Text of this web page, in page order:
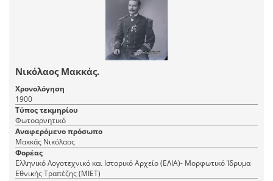
Νικόλαος Μακκάς.
Χρονολόγηση
1900
Τύπος τεκμηρίου
Φωτοαρνητικό
Αναφερόμενο πρόσωπο
Μακκάς Νικόλαος
Φορέας
Ελληνικό Λογοτεχνικό και Ιστορικό Αρχείο (ΕΛΙΑ)- Μορφωτικό Ίδρυμα
Εθνικής Τραπέζης (ΜΙΕΤ)